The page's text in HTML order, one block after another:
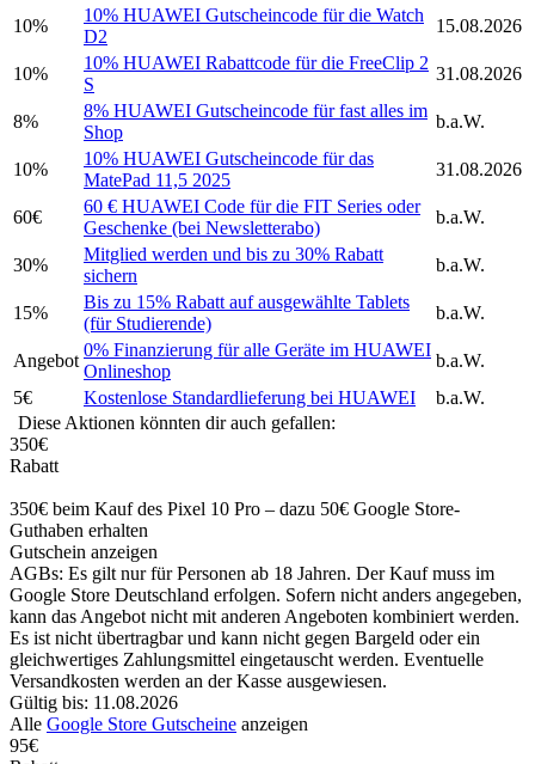
10%
10% HUAWEI Gutscheincode für die Watch
D2
15.08.2026
10%
10% HUAWEI Rabattcode für die FreeClip 2
S
31.08.2026
8%
8% HUAWEI Gutscheincode für fast alles im
Shop
b.a.W.
10%
10% HUAWEI Gutscheincode für das
MatePad 11,5 2025
31.08.2026
60€
60 € HUAWEI Code für die FIT Series oder
Geschenke (bei Newsletterabo)
b.a.W.
30%
Mitglied werden und bis zu 30% Rabatt
sichern
b.a.W.
15%
Bis zu 15% Rabatt auf ausgewählte Tablets
(für Studierende)
b.a.W.
Angebot
0% Finanzierung für alle Geräte im HUAWEI
Onlineshop
b.a.W.
5€
Kostenlose Standardlieferung bei HUAWEI
b.a.W.
Diese Aktionen könnten dir auch gefallen:
350€
Rabatt
350€ beim Kauf des Pixel 10 Pro – dazu 50€ Google Store-
Guthaben erhalten
Gutschein anzeigen
AGBs: Es gilt nur für Personen ab 18 Jahren. Der Kauf muss im
Google Store Deutschland erfolgen. Sofern nicht anders angegeben,
kann das Angebot nicht mit anderen Angeboten kombiniert werden.
Es ist nicht übertragbar und kann nicht gegen Bargeld oder ein
gleichwertiges Zahlungsmittel eingetauscht werden. Eventuelle
Versandkosten werden an der Kasse ausgewiesen.
Gültig bis: 11.08.2026
Alle Google Store Gutscheine anzeigen
95€